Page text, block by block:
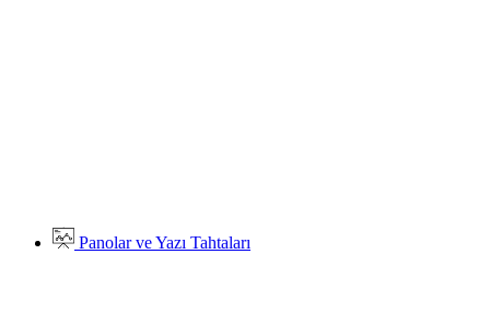
Panolar ve Yazı Tahtaları